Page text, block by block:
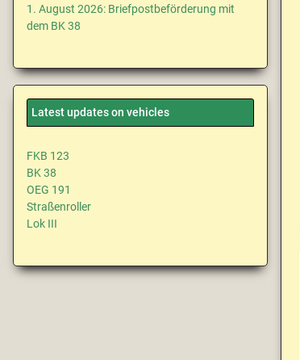
1. August 2026: Briefpostbeförderung mit
dem BK 38
Latest updates on vehicles
FKB 123
BK 38
OEG 191
Straßenroller
Lok III